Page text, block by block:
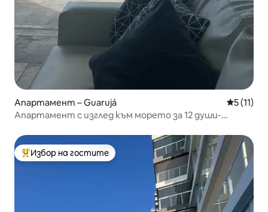
Апартамент – Guarujá Средна
5 (11)
Апартамент с изглед към морето за 12 души-
Най-популярен избор на гостите
Избор на гостите